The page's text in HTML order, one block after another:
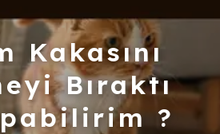
Kakasını
Bıraktı
?